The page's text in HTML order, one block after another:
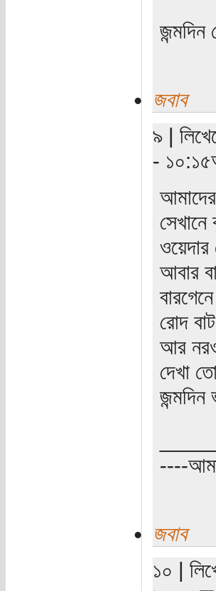
জবাব
৯ |
-
আবার
রোদ
আর
দেখা
----
জবাব
১০ |